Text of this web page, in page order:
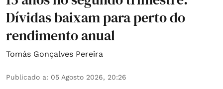
Dívidas baixam para perto do
rendimento anual
Tomás Gonçalves Pereira
Publicado a: 05 Agosto 2026, 20:26